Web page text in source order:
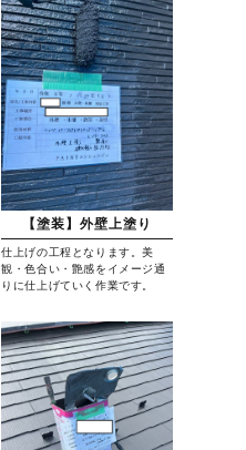
【塗装】外壁上塗り
仕上げの工程となります。美
観・色合い・艶感をイメージ通
りに仕上げていく作業です。